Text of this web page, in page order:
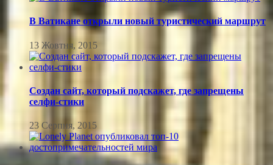
В Ватикане открыли новый туристический маршрут
13 Жовтня, 2015
Создан сайт, который подскажет, где запрещены
селфи-стики
23 Серпня, 2015